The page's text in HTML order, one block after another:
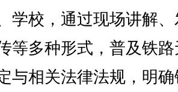
学校，通过现场讲解
等多种形式，普及铁
与相关法律法规，明